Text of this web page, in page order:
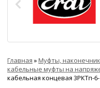
Главная »Муфты,
кабельные муфты на
кабельная концевая 3РКТп-